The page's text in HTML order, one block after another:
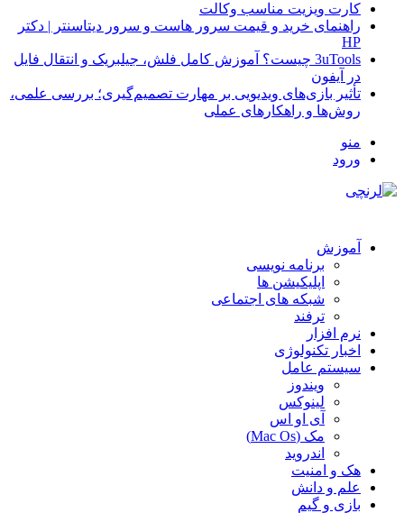
کارت ویزیت مناسب وکالت
راهنمای خرید و قیمت سرور هاست و سرور دیتاسنتر | دکتر
HP
3uTools چیست؟ آموزش کامل فلش، جیلبریک و انتقال فایل
در آیفون
تأثیر بازی‌های ویدیویی بر مهارت تصمیم‌گیری؛ بررسی علمی،
روش‌ها و راهکارهای عملی
منو
ورود
آموزش
برنامه نویسی
اپلیکیشن ها
شبکه های اجتماعی
ترفند
نرم افزار
اخبار تکنولوژی
سیستم عامل
ویندوز
لینوکس
آی او اس
مک (Mac Os)
اندروید
هک و امنیت
علم و دانش
بازی و گیم